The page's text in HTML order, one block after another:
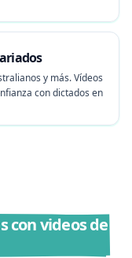
y más. Vídeos
con dictados en
con videos de